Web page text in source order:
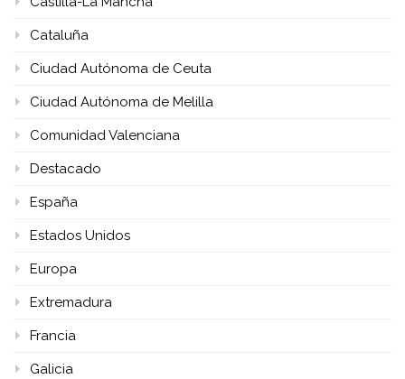
Cataluña
Ciudad Autónoma de Ceuta
Ciudad Autónoma de Melilla
Comunidad Valenciana
Destacado
España
Estados Unidos
Europa
Extremadura
Francia
Galicia